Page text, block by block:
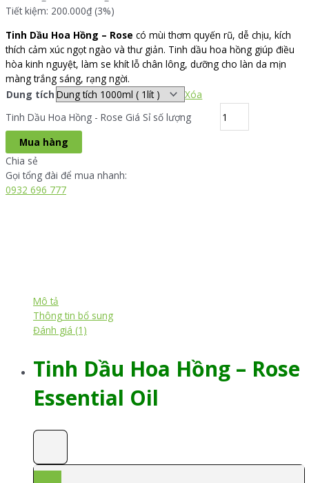
Tiết kiệm: 200.000₫ (3%)
Tinh Dầu Hoa Hồng – Rose có mùi thơm quyến rũ, dễ chịu, kích
thích cảm xúc ngọt ngào và thư giản. Tinh dầu hoa hồng giúp điều
hòa kinh nguyệt, làm se khít lỗ chân lông, dưỡng cho làn da mịn
màng trắng sáng, rạng ngời.
Dung tích
Xóa
Tinh Dầu Hoa Hồng - Rose Giá Sỉ số lượng
Mua hàng
Chia sẻ
Gọi tổng đài để mua nhanh:
0932 696 777
Mô tả
Thông tin bổ sung
Đánh giá (1)
Tinh Dầu Hoa Hồng – Rose
Essential Oil